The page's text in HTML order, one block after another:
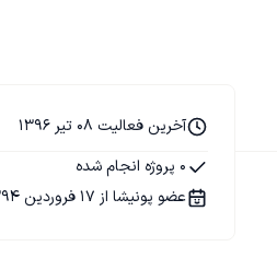
آخرین فعالیت 08 تیر 1396
0 پروژه انجام شده
عضو پونیشا از 17 فروردین 1394